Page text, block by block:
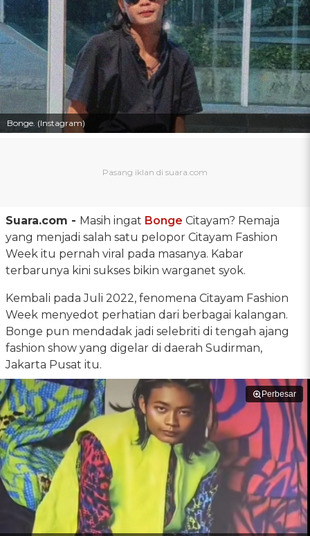
Bonge. (Instagram)
Suara.com - Masih ingat Bonge Citayam? Remaja
yang menjadi salah satu pelopor Citayam Fashion
Week itu pernah viral pada masanya. Kabar
terbarunya kini sukses bikin warganet syok.
Kembali pada Juli 2022, fenomena Citayam Fashion
Week menyedot perhatian dari berbagai kalangan.
Bonge pun mendadak jadi selebriti di tengah ajang
fashion show yang digelar di daerah Sudirman,
Jakarta Pusat itu.
Perbesar